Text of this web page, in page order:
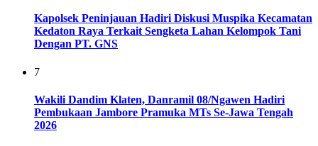
Kapolsek Peninjauan Hadiri Diskusi Muspika Kecamatan
Kedaton Raya Terkait Sengketa Lahan Kelompok Tani
Dengan PT. GNS
7
Wakili Dandim Klaten, Danramil 08/Ngawen Hadiri
Pembukaan Jambore Pramuka MTs Se-Jawa Tengah
2026